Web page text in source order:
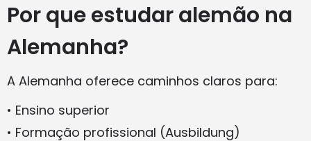
Por que estudar alemão na
Alemanha?
A Alemanha oferece caminhos claros para:
• Ensino superior
• Formação profissional (Ausbildung)